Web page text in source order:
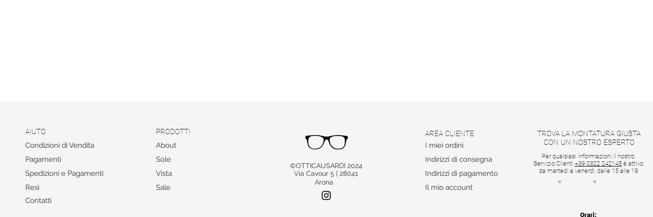
AIUTO
Condizioni di Vendita
Pagamenti
Spedizioni e Pagamenti
Resi
Contatti
PRODOTTI
About
Sole
Vista
Sale
©OTTICAUSARDI 2024
Via Cavour 5 | 28041
Arona
AREA CLIENTE
I miei ordini
Indirizzi di consegna
Indirizzi di pagamento
Il mio account
TROVA LA MONTATURA GIUSTA
CON UN NOSTRO ESPERTO
Per qualsiasi informazioni il nostro
Servizio Clienti +39 0322 242145è attivo
da martedì a venerdì, dalle 15 alle 19
Orari: